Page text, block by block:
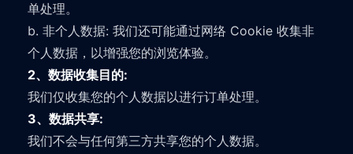
单处理。
b. 非个人数据: 我们还可能通过网络 Cookie 收集非
个人数据，以增强您的浏览体验。
2、数据收集目的:
我们仅收集您的个人数据以进行订单处理。
3、数据共享:
我们不会与任何第三方共享您的个人数据。